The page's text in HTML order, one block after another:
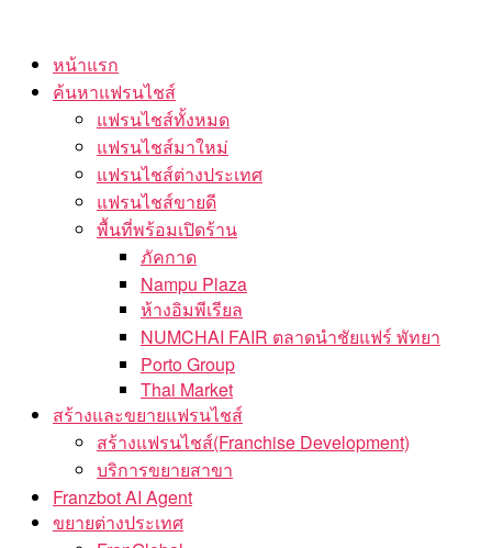
content
หน้าแรก
ค้นหาแฟรนไชส์
แฟรนไชส์ทั้งหมด
แฟรนไชส์มาใหม่
แฟรนไชส์ต่างประเทศ
แฟรนไชส์ขายดี
พื้นที่พร้อมเปิดร้าน
ภัคกาด
Nampu Plaza
ห้างอิมพีเรียล
NUMCHAI FAIR ตลาดนำชัยแฟร์ พัทยา
Porto Group
Thai Market
สร้างและขยายแฟรนไชส์
สร้างแฟรนไชส์(Franchise Development)
บริการขยายสาขา
Franzbot AI Agent
ขยายต่างประเทศ